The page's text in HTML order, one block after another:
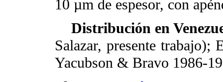
10 µm de espesor, con
Distribución en
Salazar, presente trabajo);
Yacubson & Bravo 1986-